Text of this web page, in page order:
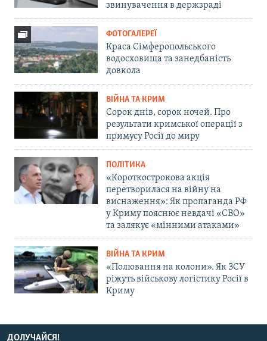
звинувачення в держзраді
ФОТОГАЛЕРЕЇ
Краса Сімферопольського
водосховища та занедбаність
довкола
ВІЙНА ТА КРИМ
Сорок днів, сорок ночей. Про
результати кримської операції з
примусу Росії до миру
ПОЛІТИКА
«Короткострокова акція
перетворилася на війну на
виснаження»: Як пропаганда РФ
у Криму пояснює невдачі «СВО»
та залякує «мінними атаками»
ВІЙНА ТА КРИМ
«Полювання на колони». Як ЗСУ
ріжуть військову логістику Росії в
Криму
ДОЛУЧАЙСЯ!